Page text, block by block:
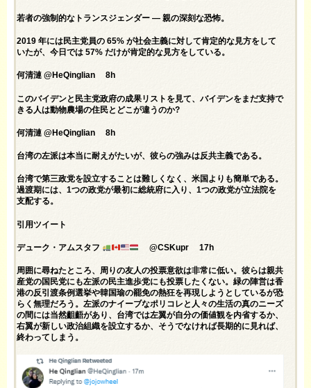
若者の強制的なトランスジェンダー — 親の深刻な恐怖。
2019 年には民主党員の 65% が社会主義に対して肯定的な見方をして
いたが、今日では 57% だけが肯定的な見方をしている。
何清漣 @HeQinglian 8h
このバイデンと民主党政府の成果リストを見て、バイデンをまだ支持で
きる人は動物農場の住民とどこが違うのか?
何清漣 @HeQinglian 8h
台湾の左派は本当に耐えがたいが、彼らの強みは反共主義である。
台湾で第三政党を設立することは難しくなく、米国よりも簡単である。
過渡期には、1つの政党が最初に総統府に入り、1つの政党が立法院を
支配する。
引用ツイート
デューク・アムスタフ @CSKupr 17h
周囲に尋ねたところ、周りの友人の投票意欲は非常に低い。彼らは親共
産党の国民党にも左派の民主進歩党にも投票したくない。緑の陣営は香
港の反引渡条例選挙や韓国瑜の罷免の熱狂を再現しようとしているが恐
らく無理だろう。左派のナイーブなポリコレと人々の生活の真のニーズ
の間には当然齟齬があり、台湾では左翼が自分の価値観を内省するか、
右翼が新しい政治組織を設立するか、そうでなければ長期的に見れば、
終わってしまう。